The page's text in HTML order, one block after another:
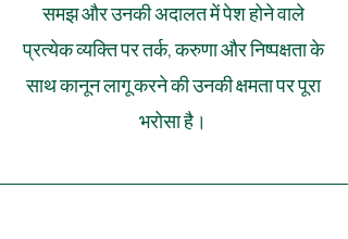
समझ और उनकी अदालत में पेश होने वाले
प्रत्येक व्यक्ति पर तर्क, करुणा और निष्पक्षता के
साथ कानून लागू करने की उनकी क्षमता पर पूरा
भरोसा है।